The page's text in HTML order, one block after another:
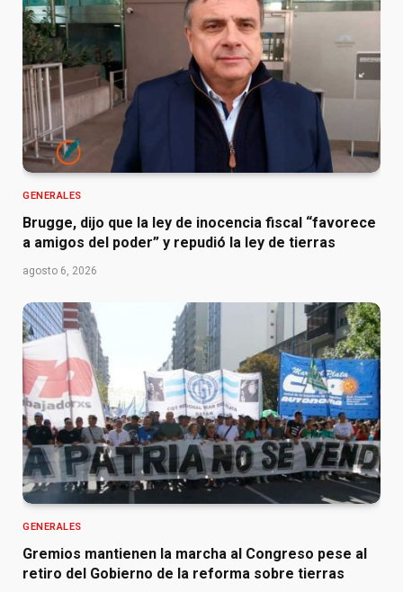
GENERALES
Brugge, dijo que la ley de inocencia fiscal “favorece
a amigos del poder” y repudió la ley de tierras
agosto 6, 2026
GENERALES
Gremios mantienen la marcha al Congreso pese al
retiro del Gobierno de la reforma sobre tierras